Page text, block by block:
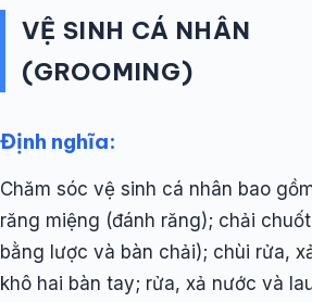
VỆ SINH CÁ NHÂN
(GROOMING)
Định nghĩa:
Chăm sóc vệ sinh cá nhân bao
răng miệng (đánh răng); chải
bằng lược và bàn chải); chùi rửa,
khô hai bàn tay; rửa, xả nước và